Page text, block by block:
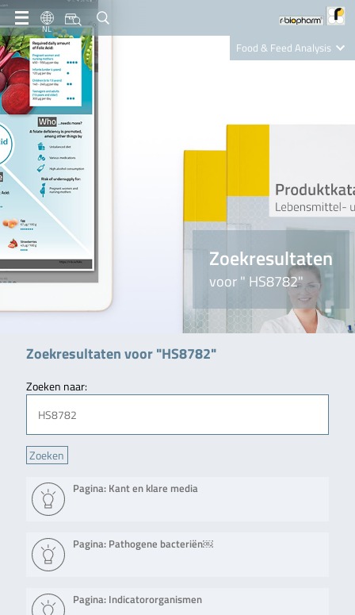
NL
Food & Feed Analysis
Nutrition Care
Zoekresultaten
voor " HS8782"
Zoekresultaten voor "HS8782"
Zoeken naar:
Pagina: Kant en klare media
Pagina: Pathogene bacteriën￼
Pagina: Indicatororganismen